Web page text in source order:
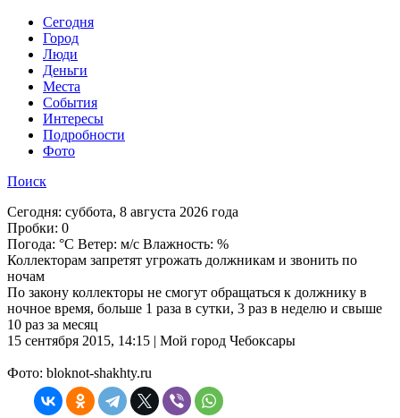
Cегодня
Город
Люди
Деньги
Места
События
Интересы
Подробности
Фото
Поиск
Сегодня: суббота, 8 августа 2026 года
Пробки: 0
Погода: °C Ветер: м/с Влажность: %
Коллекторам запретят угрожать должникам и звонить по
ночам
По закону коллекторы не смогут обращаться к должнику в
ночное время, больше 1 раза в сутки, 3 раз в неделю и свыше
10 раз за месяц
15 сентября 2015, 14:15 | Мой город Чебоксары
Фото: bloknot-shakhty.ru